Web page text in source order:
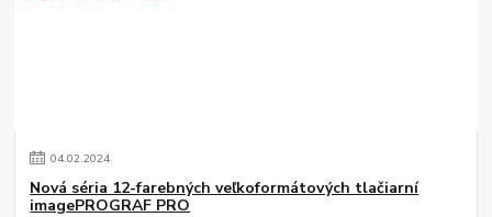
04.02.2024
Nová séria 12-farebných veľkoformátových tlačiarní
imagePROGRAF PRO